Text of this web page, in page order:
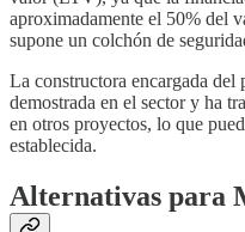
aproximadamente el 50% del
supone un colchón de
La constructora encargada del
demostrada en el sector y ha
en otros proyectos, lo que
establecida.
Alternativas para